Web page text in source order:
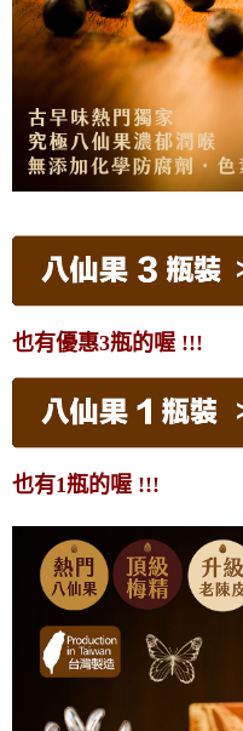
也有優惠3瓶的喔 !!!
也有1瓶的喔 !!!